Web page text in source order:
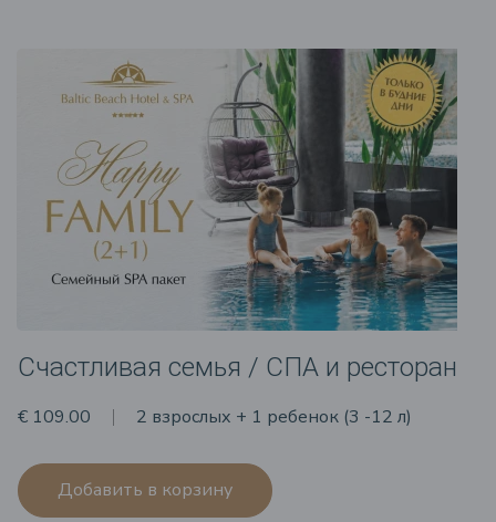
Счастливая семья / СПА и ресторан
€ 109.00 2 взрослых + 1 ребенок (3 -12 л)
Добавить в корзину